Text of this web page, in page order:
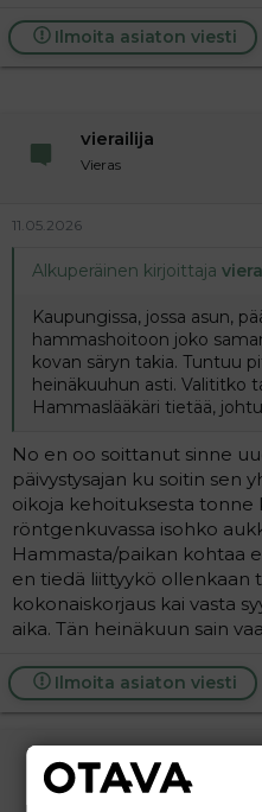
Ilmoita asiaton viesti
vierailija
Vieras
11.05.2026
Alkuperäinen kirjoittaja
Kaupungissa, jossa asun,
hammashoitoon joko
kovan säryn takia. Tuntuu
heinäkuuhun asti. Valititko
Hammaslääkäri tietää,
No en oo soittanut sinne
päivystysajan ku soitin sen
oikoja kehoituksesta tonne
röntgenkuvassa isohko
Hammasta/paikan kohtaa
en tiedä liittyykö ollenkaan
kokonaiskorjaus kai vasta
aika. Tän heinäkuun sain
Ilmoita asiaton viesti
Vieras